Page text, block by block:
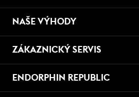
NAŠE VÝHODY
ZÁKAZNICKÝ SERVIS
ENDORPHIN REPUBLIC